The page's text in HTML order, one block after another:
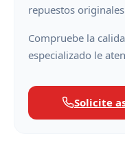
repuestos
Compruebe la
especializado le
Solicite